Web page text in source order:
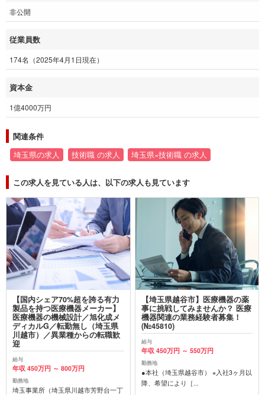
非公開
従業員数
174名（2025年4月1日現在）
資本金
1億4000万円
関連条件
埼玉県の求人 技術職 の求人 埼玉県×技術職 の求人
この求人を見ている人は、以下の求人も見ています
【国内シェア70%超を誇る有力
製品を持つ医療機器メーカー】
医療機器の機械設計／旭化成メ
ディカルG／転勤無し（埼玉県
川越市）／異業種からの転職歓
迎
給与
年収 450万円 ～ 800万円
勤務地
埼玉事業所（埼玉県川越市芳野台一丁
【埼玉県越谷市】医療機器の薬
事に挑戦してみませんか？ 医療
機器関連の業務経験者募集！
(№45810)
給与
年収 450万円 ～ 550万円
勤務地
●本社（埼玉県越谷市） ※入社3ヶ月以
降、希望により［...